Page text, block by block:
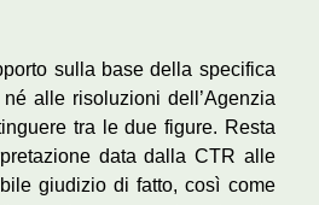
sulla base della specifica
alle risoluzioni dell’Agenzia
tra le due figure. Resta
data dalla CTR alle
giudizio di fatto, così come